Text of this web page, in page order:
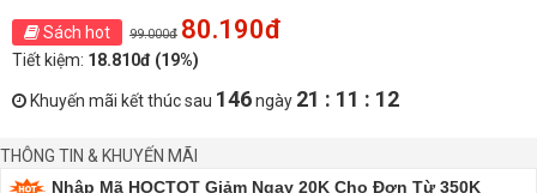
Sách hot 99.000đ 80.190đ
Tiết kiệm: 18.810đ (19%)
Khuyến mãi kết thúc sau 146ngày 21 : 11 : 11
THÔNG TIN & KHUYẾN MÃI
Nhập Mã HOCTOT Giảm Ngay 20K Cho Đơn Từ 350K